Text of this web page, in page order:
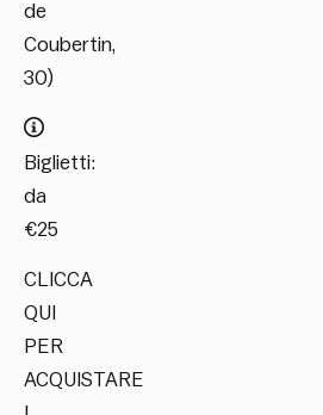
de
Coubertin,
30)
Biglietti:
da
€25
CLICCA
QUI
PER
ACQUISTARE